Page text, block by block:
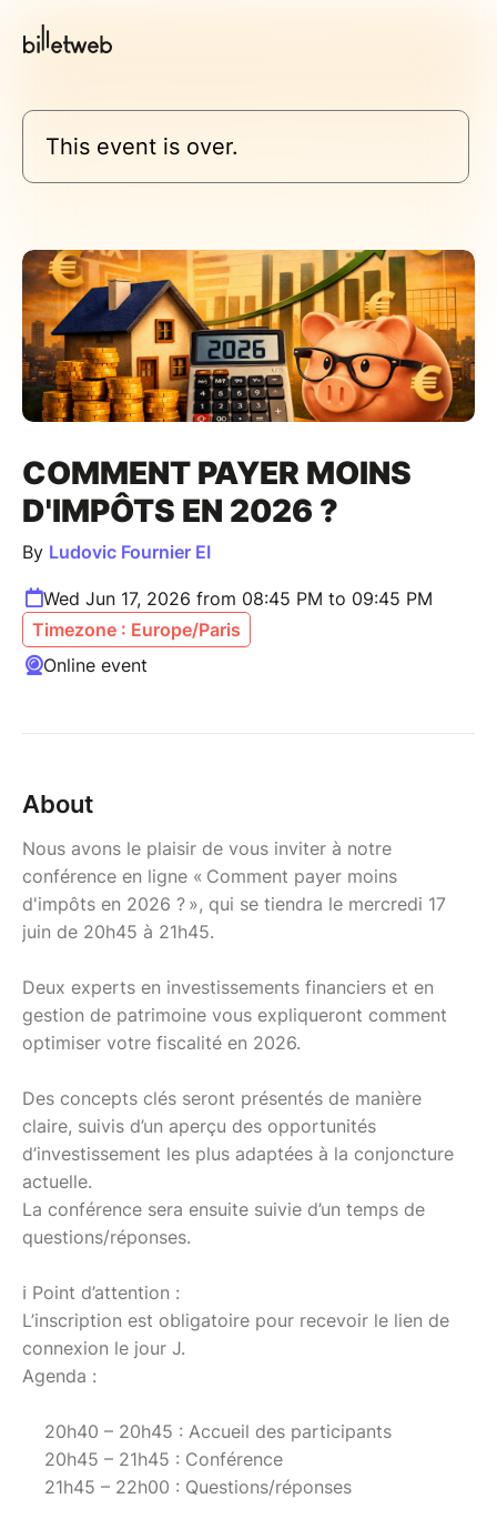
This event is over.
COMMENT PAYER MOINS
D'IMPÔTS EN 2026 ?
By Ludovic Fournier EI
Wed Jun 17, 2026 from 08:45 PM to 09:45 PM
Timezone : Europe/Paris
Online event
About
Nous avons le plaisir de vous inviter à notre
conférence en ligne « Comment payer moins
d'impôts en 2026 ? », qui se tiendra le mercredi 17
juin de 20h45 à 21h45.
Deux experts en investissements financiers et en
gestion de patrimoine vous expliqueront comment
optimiser votre fiscalité en 2026.
Des concepts clés seront présentés de manière
claire, suivis d’un aperçu des opportunités
d’investissement les plus adaptées à la conjoncture
actuelle.
La conférence sera ensuite suivie d’un temps de
questions/réponses.
ℹ️ Point d’attention :
L’inscription est obligatoire pour recevoir le lien de
connexion le jour J.
Agenda :
20h40 – 20h45 : Accueil des participants
20h45 – 21h45 : Conférence
21h45 – 22h00 : Questions/réponses